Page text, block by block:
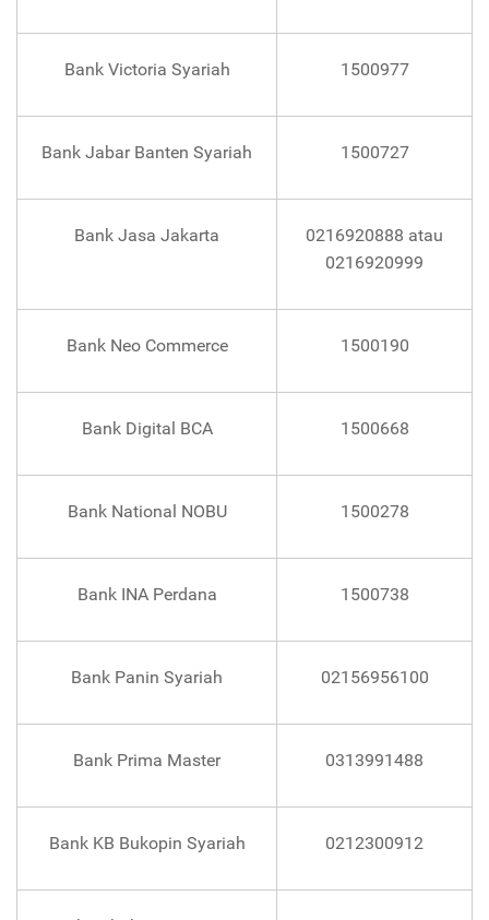
Bank Victoria Syariah 1500977
Bank Jabar Banten Syariah 1500727
Bank Jasa Jakarta
0216920888 atau
0216920999
Bank Neo Commerce 1500190
Bank Digital BCA 1500668
Bank National NOBU 1500278
Bank INA Perdana 1500738
Bank Panin Syariah 02156956100
Bank Prima Master 0313991488
Bank KB Bukopin Syariah 0212300912